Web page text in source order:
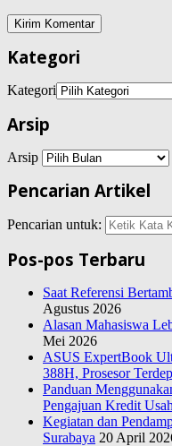
Kategori
Kategori
Arsip
Arsip
Pencarian Artikel
Pencarian untuk:
Pos-pos Terbaru
Saat Referensi
Agustus 2026
Alasan Mahasiswa
Mei 2026
ASUS ExpertBook
388H, Prosesor
Panduan
Pengajuan Kredit
Kegiatan dan
Surabaya 20 April